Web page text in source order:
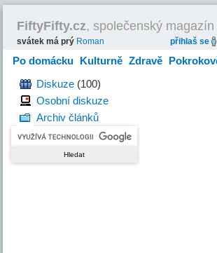
FiftyFifty.cz, společenský magazín
svátek má prý Roman přihlaš se
Po domácku Kulturně Zdravě
HravěDiskuze (100)
Osobní diskuze
Archiv článků